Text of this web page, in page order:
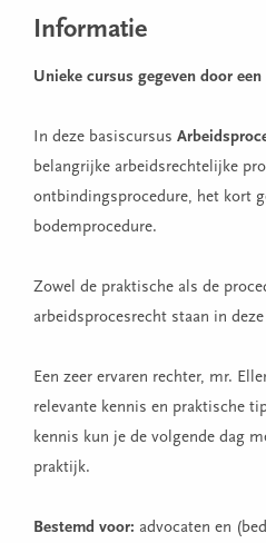
Informatie
Unieke cursus gegeven door
In deze basiscursus
belangrijke arbeidsrechtelijke
ontbindingsprocedure, het kort
bodemprocedure.
Zowel de praktische als de
arbeidsprocesrecht staan in
Een zeer ervaren rechter, mr.
relevante kennis en praktische
kennis kun je de volgende dag
praktijk.
Bestemd voor: advocaten en